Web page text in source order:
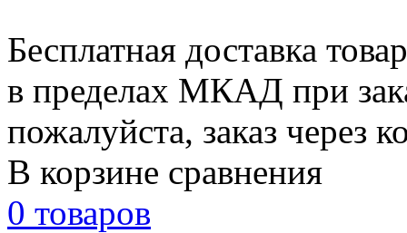
Бесплатная доставка
в пределах МКАД при
пожалуйста, заказ через
В корзине сравнения
0 товаров